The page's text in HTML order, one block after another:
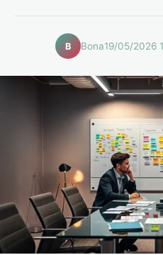
B Bona19/05/2026